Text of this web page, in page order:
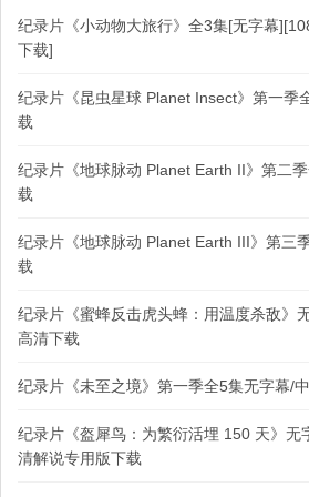
纪录片《小动物大旅行》全3集[无字幕
下载]
纪录片《昆虫星球 Planet Insect》第一季
载
纪录片《地球脉动 Planet Earth II》第二
载
纪录片《地球脉动 Planet Earth III》第三
载
纪录片《蜜蜂反击虎头蜂：用温度杀敌》
高清下载
纪录片《未至之境》第一季全5集无字幕/
纪录片《盔犀鸟：为繁衍活埋 150 天》无
清解说专用版下载